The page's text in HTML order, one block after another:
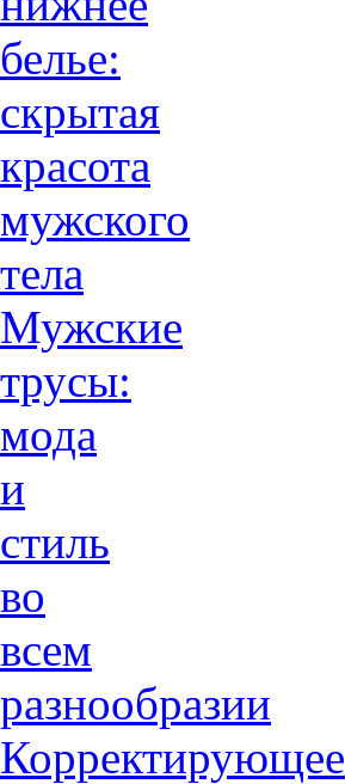
белье:
скрытая
красота
мужского
тела
Мужские
трусы:
мода
и
стиль
во
всем
разнообразии
Корректирующее